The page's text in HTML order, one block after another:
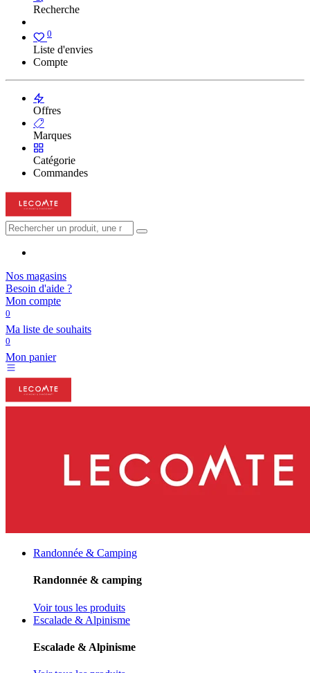
Recherche
0
Liste d'envies
Compte
Offres
Marques
Catégorie
Commandes
Nos magasins
Besoin d'aide ?
Mon compte
0
Ma liste de souhaits
0
Mon panier
Randonnée & Camping
Randonnée & camping
Voir tous les produits
Escalade & Alpinisme
Escalade & Alpinisme